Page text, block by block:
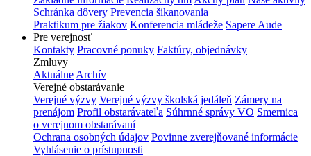
Schránka dôvery Prevencia šikanovania
Praktikum pre žiakov Konferencia mládeže Sapere Aude
Pre verejnosť
Kontakty Pracovné ponuky Faktúry, objednávky
Zmluvy
Aktuálne Archív
Verejné obstarávanie
Verejné výzvy Verejné výzvy školská jedáleň Zámery na
prenájom Profil obstarávateľa Súhrnné správy VO Smernica
o verejnom obstarávaní
Ochrana osobných údajov Povinne zverejňované informácie
Vyhlásenie o prístupnosti